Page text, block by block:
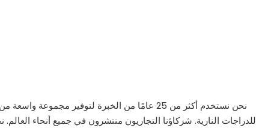
للدراجات النارية. شركاؤنا التجاريون منتشرون في جميع أنحاء